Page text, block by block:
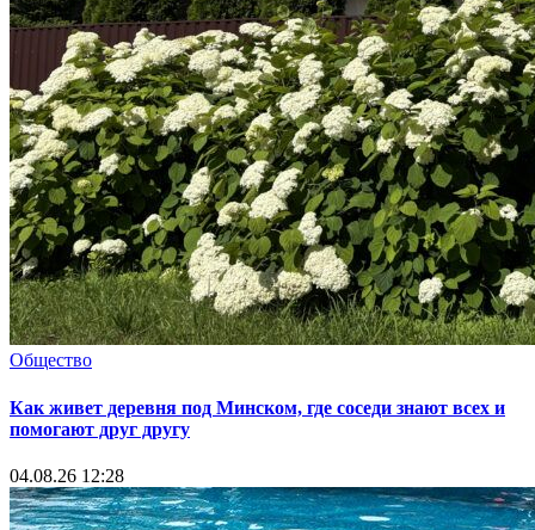
Общество
Как живет деревня под Минском, где соседи знают всех и
помогают друг другу
04.08.26 12:28